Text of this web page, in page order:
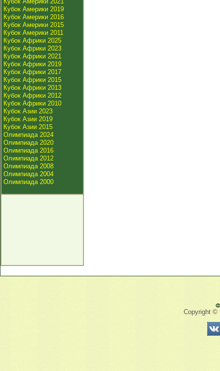
Кубок Америки 2019
Кубок Америки 2016
Кубок Америки 2015
Кубок Америки 2011
Кубок Африки 2025
Кубок Африки 2023
Кубок Африки 2021
Кубок Африки 2019
Кубок Африки 2017
Кубок Африки 2015
Кубок Африки 2013
Кубок Африки 2012
Кубок Африки 2010
Кубок Азии 2023
Кубок Азии 2019
Кубок Азии 2015
Олимпиада 2024
Олимпиада 2020
Олимпиада 2016
Олимпиада 2012
Олимпиада 2008
Олимпиада 2004
Олимпиада 2000
Copyright ©